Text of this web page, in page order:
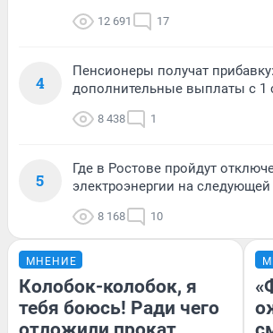
12 691 17
4
Пенсионеры получат
дополнительные выплаты с 1
8 438 1
5
Где в Ростове пройдут
электроэнергии на следующей
8 168 10
МНЕНИЕ
Колобок-колобок, я
тебя боюсь! Ради чего